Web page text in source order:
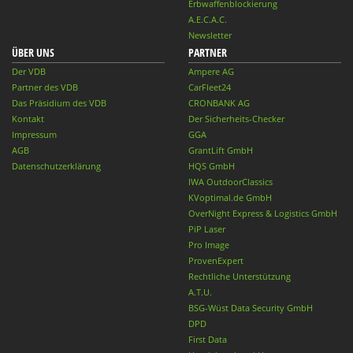
Erbwaffenblockierung
A.E.C.A.C.
Newsletter
ÜBER UNS
Der VDB
Partner des VDB
Das Präsidium des VDB
Kontakt
Impressum
AGB
Datenschutzerklärung
PARTNER
Ampere AG
CarFleet24
CRONBANK AG
Der Sicherheits-Checker
GGA
GrantLift GmbH
HQS GmbH
IWA OutdoorClassics
KVoptimal.de GmbH
OverNight Express & Logistics GmbH
PiP Laser
Pro Image
ProvenExpert
Rechtliche Unterstützung
A.T.U.
BSG-Wüst Data Security GmbH
DPD
First Data